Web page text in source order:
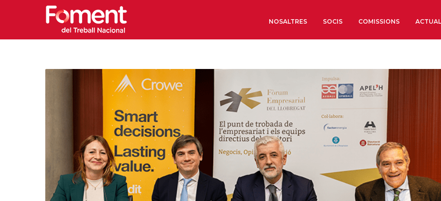
NOSALTRES
Òrgans de Govern
Òrgans Consultius
Estructura Executiva
Institut d’Estudis
Societat Barcelonesa
Econòmics i Socials
Organitzacions
Organitzacions
SOCIS COMISSIONS